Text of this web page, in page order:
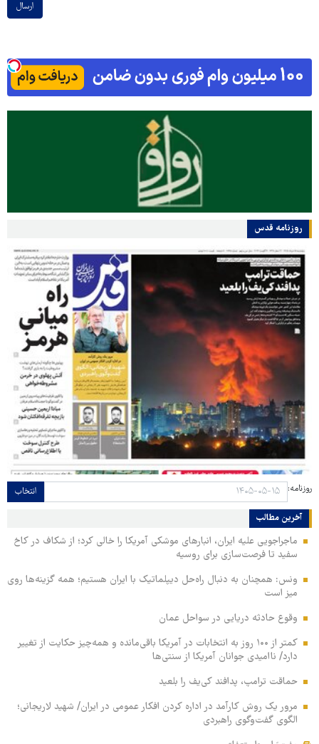
ارسال
روزنامه قدس
روزنامه: انتخاب
آخرین مطالب
ماجراجویی علیه ایران، انبارهای موشکی آمریکا را خالی کرد؛ از شکاف در کاخ
سفید تا فرصت‌سازی برای روسیه
ونس: همچنان به دنبال راه‌حل دیپلماتیک با ایران هستیم؛ همه گزینه‌ها روی
میز است
وقوع حادثه دریایی در سواحل عمان
کمتر از ۱۰۰ روز به انتخابات در آمریکا باقی‌مانده و همه‌چیز حکایت از تغییر
دارد/ ناامیدی جوانان آمریکا از سنتی‌ها
حماقت ترامپ، پدافند کی‌یف را بلعید
مرور یک روش کارآمد در اداره کردن افکار عمومی در ایران/ شهید لاریجانی؛
الگوی گفت‌وگوی راهبردی